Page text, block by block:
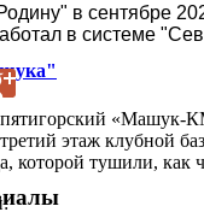
«Машук-
этаж клубной
которой тушили, как
в сентябре
в системе